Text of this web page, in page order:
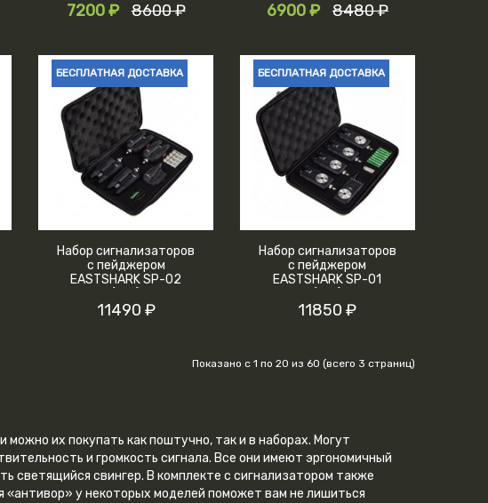
7200 ₽ 8600 ₽ 6900 ₽ 8480 ₽
БЕСПЛАТНАЯ ДОСТАВКА
Набор сигнализаторов
с пейджером
EASTSHARK SP-02
11490 ₽
БЕСПЛАТНАЯ ДОСТАВКА
Набор сигнализаторов
с пейджером
EASTSHARK SP-01
11850 ₽
Показано с 1 по 20 из 60 (всего 3 страниц)
их покупать как поштучно, так и в наборах. Могут
и громкость сигнала. Все они имеют эргономичный
светящийся свингер. В комплекте с сигнализатором также
у некоторых моделей поможет вам не лишиться